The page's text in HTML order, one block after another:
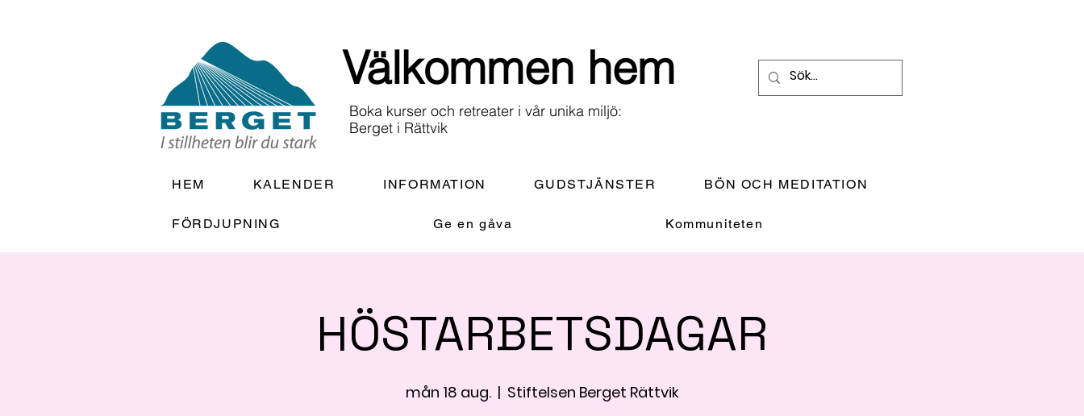
Välkommen hem
Boka kurser och retreater i vår unika miljö:
Berget i Rättvik
HEM KALENDER INFORMATION GUDSTJÄNSTER BÖN OCH MEDITATION
FÖRDJUPNING Ge en gåva Kommuniteten
HÖSTARBETSDAGAR
mån 18 aug.
  |
Stiftelsen Berget Rättvik